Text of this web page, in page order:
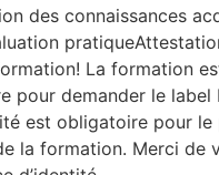
des connaissances
La formation
pour demander le label
est obligatoire pour le
la formation. Merci de